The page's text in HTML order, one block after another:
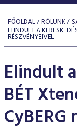
KERESKEDÉSI
INDEXEK
Vállalati
Kedvenc
Azonnali Piac
Részvények
Származékos
BEFEKTETŐK
Indexek
Részvény
Hitelpapír
Szabályozás
BÉT
Alkalmazott
Elszámolás
KIBOCSÁTÓK
Részvény és
program
BÉT Xtend -
TŐZSDETAGOK
Tőzsdetagok,
VENDOROK
FŐOLDAL RÓLUNK
ELINDULT A
RÉSZVÉNYEIVEL
Elindult
BÉT